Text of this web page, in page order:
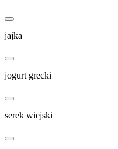
jajka
jogurt grecki
serek wiejski